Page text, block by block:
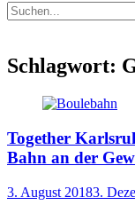
Suchen
Suche
nach:
Schlagwort:
Together
Bahn an der
Posted
3. August 20183.